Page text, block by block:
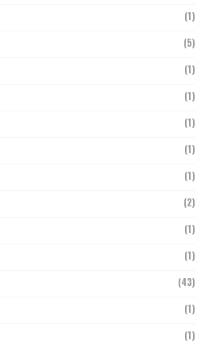
(1)
(5)
(1)
(1)
(1)
(1)
(1)
(2)
(1)
(1)
(43)
(1)
(1)